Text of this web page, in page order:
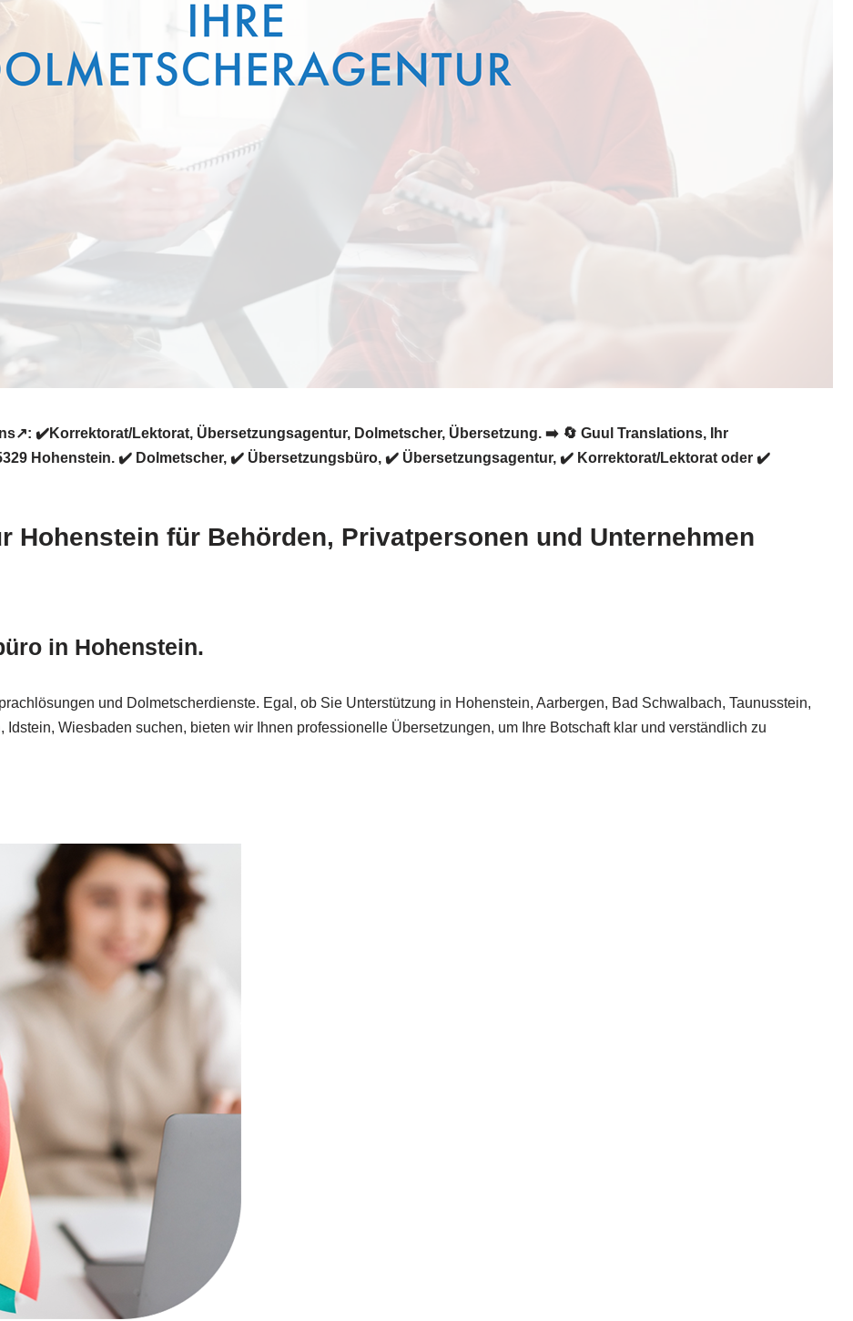
✔️Korrektorat/Lektorat, Übersetzungsagentur, Dolmetscher, Übersetzung. ➡️ 🔄 Guul Translations, Ihr
Hohenstein. ✔️ Dolmetscher, ✔️ Übersetzungsbüro, ✔️ Übersetzungsagentur, ✔️ Korrektorat/Lektorat oder ✔️
Hohenstein für Behörden, Privatpersonen und Unternehmen
in Hohenstein.
und Dolmetscherdienste. Egal, ob Sie Unterstützung in Hohenstein, Aarbergen, Bad Schwalbach, Taunusstein,
Wiesbaden suchen, bieten wir Ihnen professionelle Übersetzungen, um Ihre Botschaft klar und verständlich zu